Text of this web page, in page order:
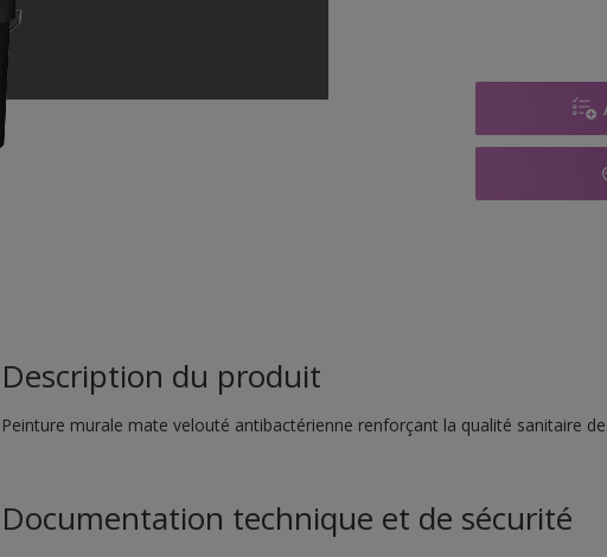
Description du produit
Peinture murale mate velouté antibactérienne renforçant la qualité sanitaire
Documentation technique et de sécurité